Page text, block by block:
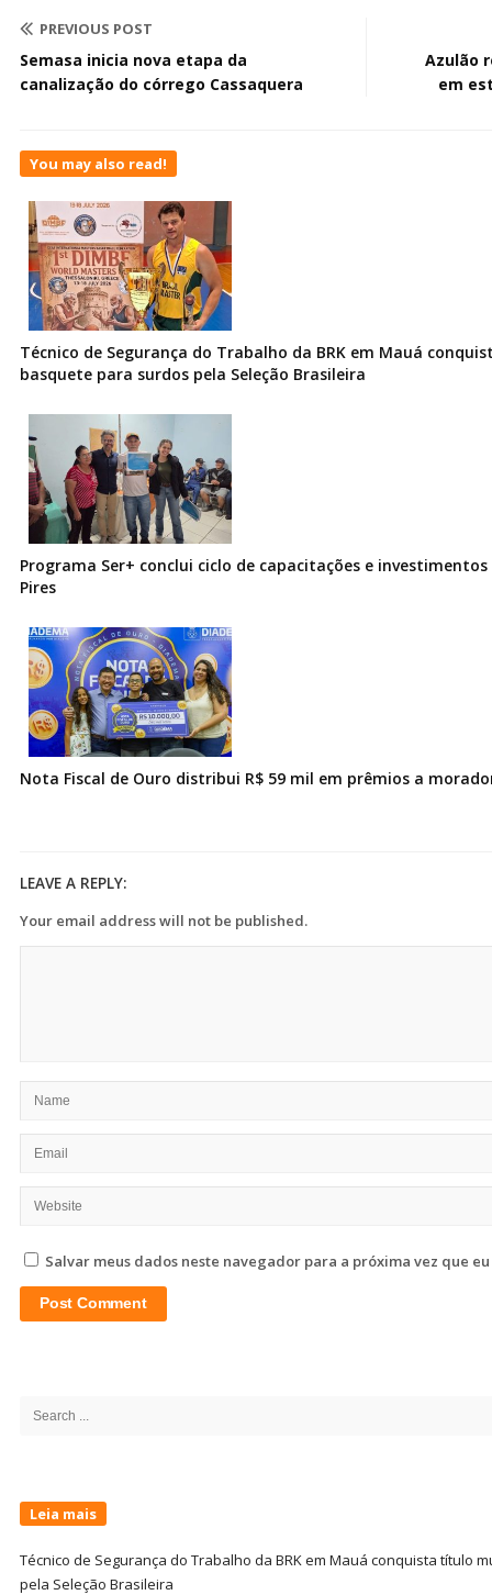
PREVIOUS POST
Semasa inicia nova etapa da
canalização do córrego Cassaquera
Azulão
em
You may also read!
Técnico de Segurança do Trabalho da BRK em Mauá
basquete para surdos pela Seleção Brasileira
Programa Ser+ conclui ciclo de capacitações e
Pires
Nota Fiscal de Ouro distribui R$ 59 mil em prêmios a
LEAVE A REPLY:
Your email address will not be published.
Salvar meus dados neste navegador para a próxima vez que
Search
Leia mais
Técnico de Segurança do Trabalho da BRK em Mauá conquista título
pela Seleção Brasileira